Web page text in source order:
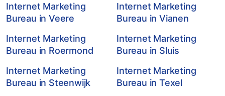
Internet Marketing
Bureau in Veere
Internet Marketing
Bureau in Vianen
Internet Marketing
Bureau in Roermond
Internet Marketing
Bureau in Sluis
Internet Marketing
Bureau in Steenwijk
Internet Marketing
Bureau in Texel